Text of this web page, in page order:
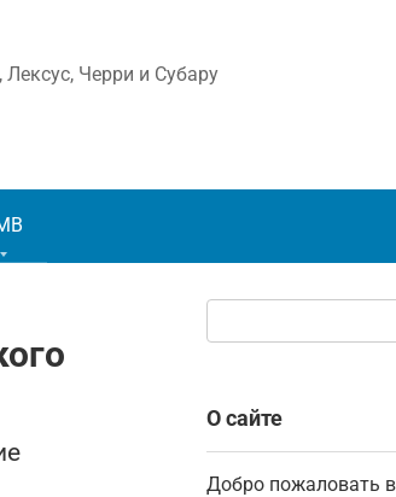
Черри и Субару
О сайте
Добро пожаловать